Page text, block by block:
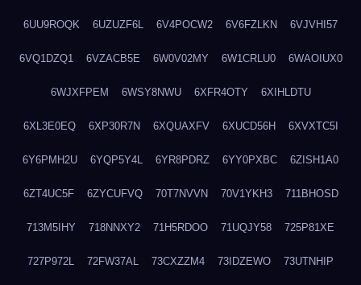
6UU9ROQK 6UZUZF6L 6V4POCW2 6V6FZLKN 6VJVHI57
6VQ1DZQ1 6VZACB5E 6W0V02MY 6W1CRLU0 6WAOIUX0
6WJXFPEM 6WSY8NWU 6XFR4OTY 6XIHLDTU
6XL3E0EQ 6XP30R7N 6XQUAXFV 6XUCD56H 6XVXTC5I
6Y6PMH2U 6YQP5Y4L 6YR8PDRZ 6YY0PXBC 6ZISH1A0
6ZT4UC5F 6ZYCUFVQ 70T7NVVN 70V1YKH3 711BHOSD
713M5IHY 718NNXY2 71H5RDOO 71UQJY58 725P81XE
727P972L 72FW37AL 73CXZZM4 73IDZEWO 73UTNHIP